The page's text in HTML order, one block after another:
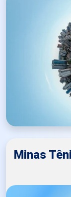
Minas